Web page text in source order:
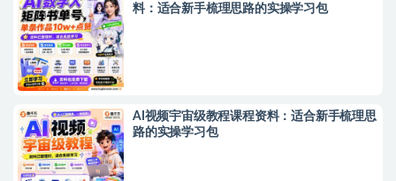
料：适合新手梳理思路的实操学习包
AI视频宇宙级教程课程资料：适合新手梳理思
路的实操学习包